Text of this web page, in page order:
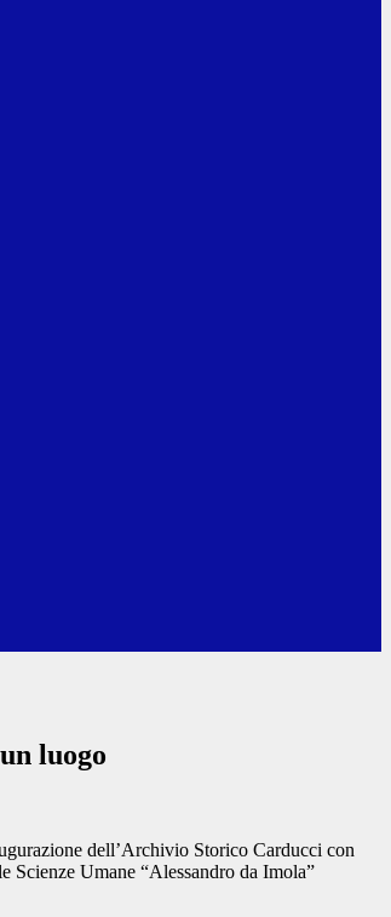
luogo
dell’Archivio Storico Carducci con
Scienze Umane “Alessandro da Imola”